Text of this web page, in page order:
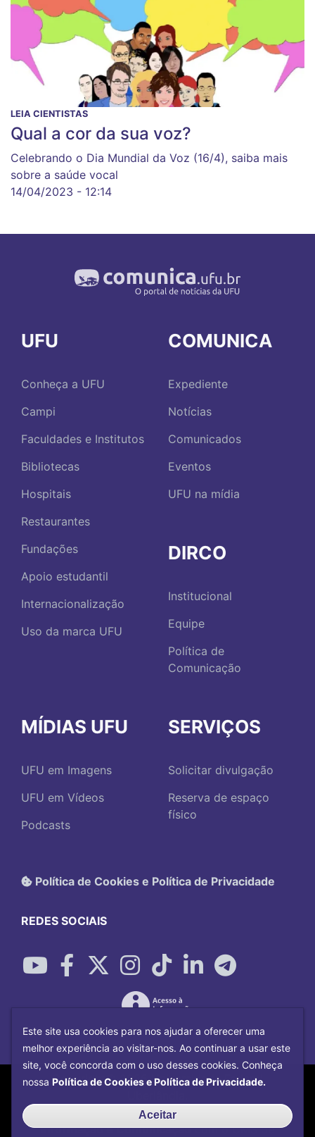
LEIA CIENTISTAS
Qual a cor da sua voz?
Celebrando o Dia Mundial da Voz (16/4), saiba mais
sobre a saúde vocal
14/04/2023 - 12:14
UFU
Conheça a UFU
Campi
Faculdades e Institutos
Bibliotecas
Hospitais
Restaurantes
Fundações
Apoio estudantil
Internacionalização
Uso da marca UFU
COMUNICA
Expediente
Notícias
Comunicados
Eventos
UFU na mídia
DIRCO
Institucional
Equipe
Política de
Comunicação
MÍDIAS UFU
UFU em Imagens
UFU em Vídeos
Podcasts
SERVIÇOS
Solicitar divulgação
Reserva de espaço
físico
Política de Cookies e Política de Privacidade
REDES SOCIAIS
Copyright©2026Universidade Federal
Centro de Tecnologia da
Informação e Comunicaçãocom o CMS de
Este site usa cookies para nos ajudar a oferecer uma
melhor experiência ao visitar-nos. Ao continuar a usar este
site, você concorda com o uso desses cookies. Conheça
nossa Política de Cookies e Política de Privacidade.
Aceitar